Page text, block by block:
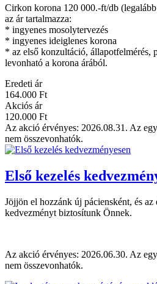
Cirkon korona 120 000.-ft/db
az ár tartalmazza:
* ingyenes mosolytervezés
* ingyenes ideiglenes korona
* az első konzultáció, állapotfelmérés,
levonható a korona árából.
Eredeti ár
164.000 Ft
Akciós ár
120.000 Ft
Az akció érvényes: 2026.08.31. Az
nem összevonhatók.
Első kezelés
Jöjjön el hozzánk új páciensként, és az
kedvezményt biztosítunk Önnek.
Az akció érvényes: 2026.06.30. Az
nem összevonhatók.